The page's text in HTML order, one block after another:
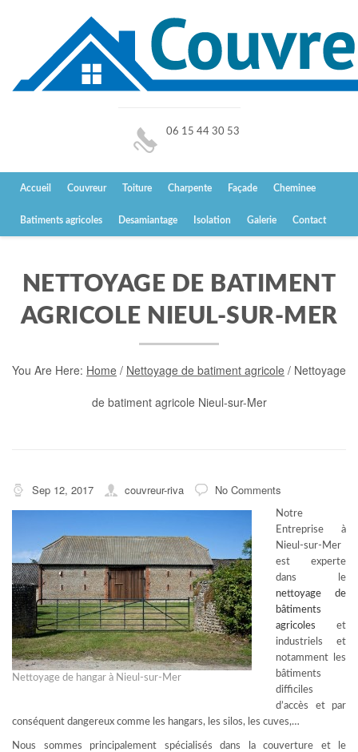
06 15 44 30 53
Accueil Couvreur Toiture Charpente Façade Cheminee
Batiments agricoles Desamiantage Isolation Galerie Contact
NETTOYAGE DE BATIMENT
AGRICOLE NIEUL-SUR-MER
You Are Here: Home / Nettoyage de batiment agricole / Nettoyage
de batiment agricole Nieul-sur-Mer
Sep 12, 2017 couvreur-riva No Comments
Nettoyage de hangar à Nieul-sur-Mer
Notre
Entreprise à
Nieul-sur-Mer
est experte
dans le
nettoyage de
bâtiments
agricoles et
industriels et
notamment les
bâtiments
difficiles
d’accès et par
conséquent dangereux comme les hangars, les silos, les cuves,…
Nous sommes principalement spécialisés dans la couverture et le